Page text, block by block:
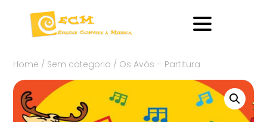
Home / Sem categoria / Os Avós – Partitura